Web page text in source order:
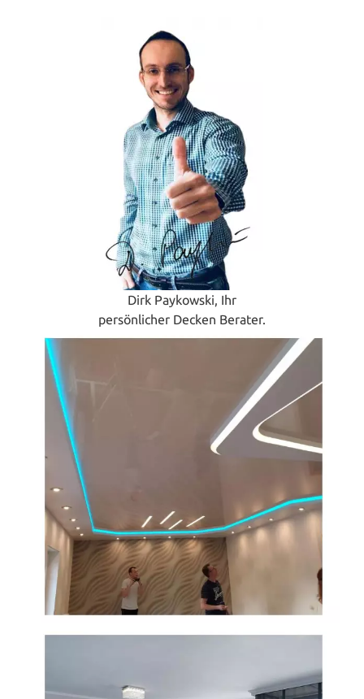
Dirk Paykowski, Ihr
persönlicher Decken Berater.